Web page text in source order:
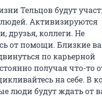
Тельцов будут
Активизируются
друзья, коллеги. Не
от помощи. Близкие
по карьерной
получая что-то
на себе. В
люди будут ждать от